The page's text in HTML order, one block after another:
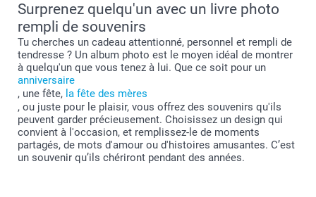
Surprenez quelqu'un avec un livre photo
rempli de souvenirs
Tu cherches un cadeau attentionné, personnel et rempli de
tendresse ? Un album photo est le moyen idéal de montrer
à quelqu'un que vous tenez à lui. Que ce soit pour un
anniversaire
, une fête, la fête des mères
, ou juste pour le plaisir, vous offrez des souvenirs qu'ils
peuvent garder précieusement. Choisissez un design qui
convient à l'occasion, et remplissez-le de moments
partagés, de mots d'amour ou d'histoires amusantes. C’est
un souvenir qu’ils chériront pendant des années.